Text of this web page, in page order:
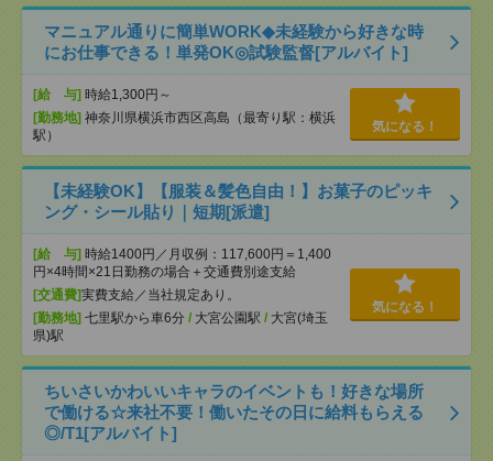
マニュアル通りに簡単WORK◆未経験から好きな時
にお仕事できる！単発OK◎試験監督[アルバイト]
[給 与] 時給1,300円～
[勤務地] 神奈川県横浜市西区高島（最寄り駅：横浜
駅）
気になる！
【未経験OK】【服装＆髪色自由！】お菓子のピッキ
ング・シール貼り｜短期[派遣]
[給 与] 時給1400円／月収例：117,600円＝1,400
円×4時間×21日勤務の場合＋交通費別途支給
[交通費]実費支給／当社規定あり。
[勤務地] 七里駅から車6分 / 大宮公園駅 / 大宮(埼玉
県)駅
気になる！
ちいさいかわいいキャラのイベントも！好きな場所
で働ける☆来社不要！働いたその日に給料もらえる
◎/T1[アルバイト]